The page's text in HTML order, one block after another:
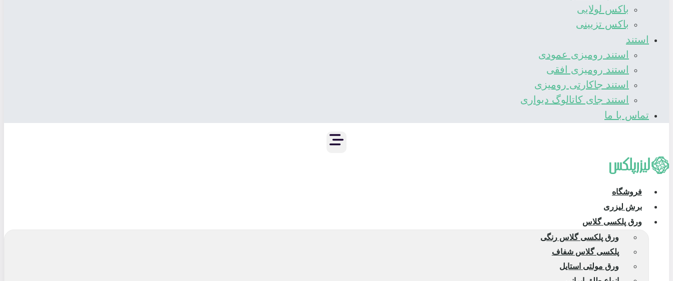
باکس لولایی
باکس تزیینی
استند
استند رومیزی عمودی
استند رومیزی افقی
استند جاکارتی رومیزی
استند جای کاتالوگ دیواری
تماس با ما
فروشگاه
برش لیزری
ورق پلکسی گلاس
ورق پلکسی گلاس رنگی
پلکسی گلاس شفاف
ورق مولتی استایل